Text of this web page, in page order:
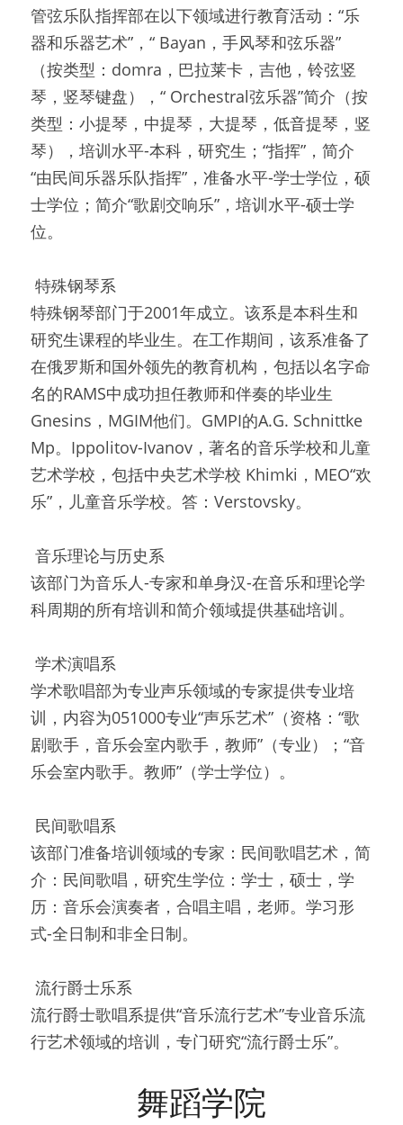
管弦乐队指挥部在以下领域进行教育活动：“乐
器和乐器艺术”，“ Bayan，手风琴和弦乐器”
（按类型：domra，巴拉莱卡，吉他，铃弦竖
琴，竖琴键盘），“ Orchestral弦乐器”简介（按
类型：小提琴，中提琴，大提琴，低音提琴，竖
琴），培训水平-本科，研究生；“指挥”，简介
“由民间乐器乐队指挥”，准备水平-学士学位，硕
士学位；简介“歌剧交响乐”，培训水平-硕士学
位。
特殊钢琴系
特殊钢琴部门于2001年成立。该系是本科生和
研究生课程的毕业生。在工作期间，该系准备了
在俄罗斯和国外领先的教育机构，包括以名字命
名的RAMS中成功担任教师和伴奏的毕业生
Gnesins，MGIM他们。GMPI的A.G. Schnittke
Mp。Ippolitov-Ivanov，著名的音乐学校和儿童
艺术学校，包括中央艺术学校 Khimki，MEO“欢
乐”，儿童音乐学校。答：Verstovsky。
音乐理论与历史系
该部门为音乐人-专家和单身汉-在音乐和理论学
科周期的所有培训和简介领域提供基础培训。
学术演唱系
学术歌唱部为专业声乐领域的专家提供专业培
训，内容为051000专业“声乐艺术”（资格：“歌
剧歌手，音乐会室内歌手，教师”（专业）；“音
乐会室内歌手。教师”（学士学位）。
民间歌唱系
该部门准备培训领域的专家：民间歌唱艺术，简
介：民间歌唱，研究生学位：学士，硕士，学
历：音乐会演奏者，合唱主唱，老师。学习形
式-全日制和非全日制。
流行爵士乐系
流行爵士歌唱系提供“音乐流行艺术”专业音乐流
行艺术领域的培训，专门研究“流行爵士乐”。
舞蹈学院